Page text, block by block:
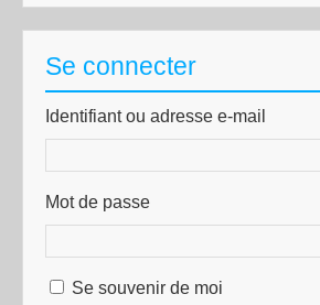
Se connecter
Identifiant ou adresse e-mail
Mot de passe
Se souvenir de moi